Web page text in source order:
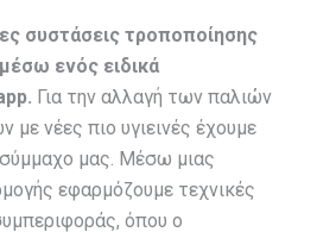
συστάσεις τροποποίησης
ενός ειδικά
Για την αλλαγή των παλιών
με νέες πιο υγιεινές έχουμε
σύμμαχο μας. Μέσω μιας
εφαρμόζουμε τεχνικές
όπου ο